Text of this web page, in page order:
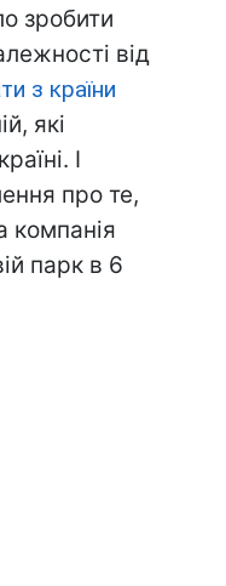
зробити
від
з країни
які
І
про те,
парк в 6